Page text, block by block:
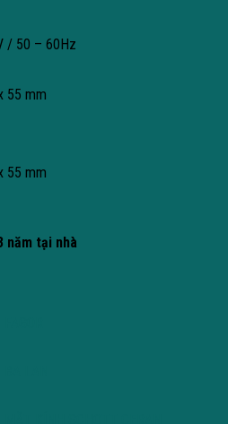
/ 50 – 60Hz
55 mm
55 mm
năm tại nhà